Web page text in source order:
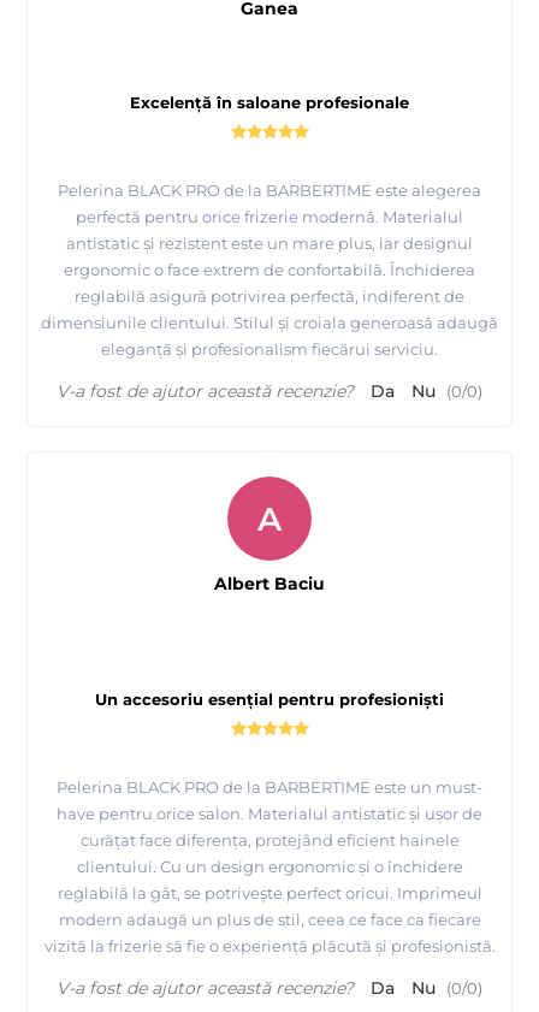
Excelență în saloane profesionale
Pelerina BLACK PRO de la BARBERTIME este alegerea
perfectă pentru orice frizerie modernă. Materialul
antistatic și rezistent este un mare plus, iar designul
ergonomic o face extrem de confortabilă. Închiderea
reglabilă asigură potrivirea perfectă, indiferent de
dimensiunile clientului. Stilul și croiala generoasă adaugă
eleganță și profesionalism fiecărui serviciu.
Ganea
V-a fost de ajutor această recenzie? Da Nu (0/0)
Un accesoriu esențial pentru profesioniști
Pelerina BLACK PRO de la BARBERTIME este un must-
have pentru orice salon. Materialul antistatic și ușor de
curățat face diferența, protejând eficient hainele
clientului. Cu un design ergonomic și o închidere
reglabilă la gât, se potrivește perfect oricui. Imprimeul
modern adaugă un plus de stil, ceea ce face ca fiecare
vizită la frizerie să fie o experiență plăcută și profesionistă.
A
Albert Baciu
V-a fost de ajutor această recenzie? Da Nu (0/0)